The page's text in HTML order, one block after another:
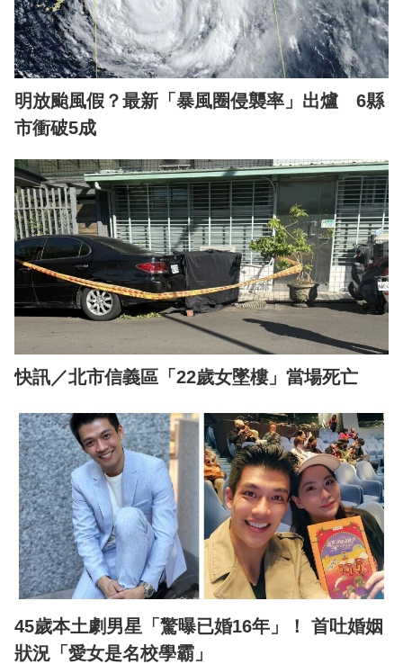
明放颱風假？最新「暴風圈侵襲率」出爐 6縣
市衝破5成
快訊／北市信義區「22歲女墜樓」當場死亡
45歲本土劇男星「驚曝已婚16年」！ 首吐婚姻
狀況「愛女是名校學霸」